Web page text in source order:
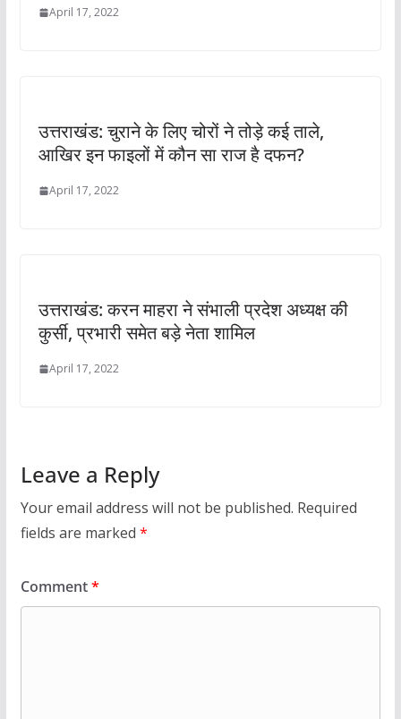
April 17, 2022
उत्तराखंड: चुराने के लिए चोरों ने तोड़े कई ताले,
आखिर इन फाइलों में कौन सा राज है दफन?
April 17, 2022
उत्तराखंड: करन माहरा ने संभाली प्रदेश अध्यक्ष की
कुर्सी, प्रभारी समेत बड़े नेता शामिल
April 17, 2022
Leave a Reply
Your email address will not be published. Required
fields are marked *
Comment*